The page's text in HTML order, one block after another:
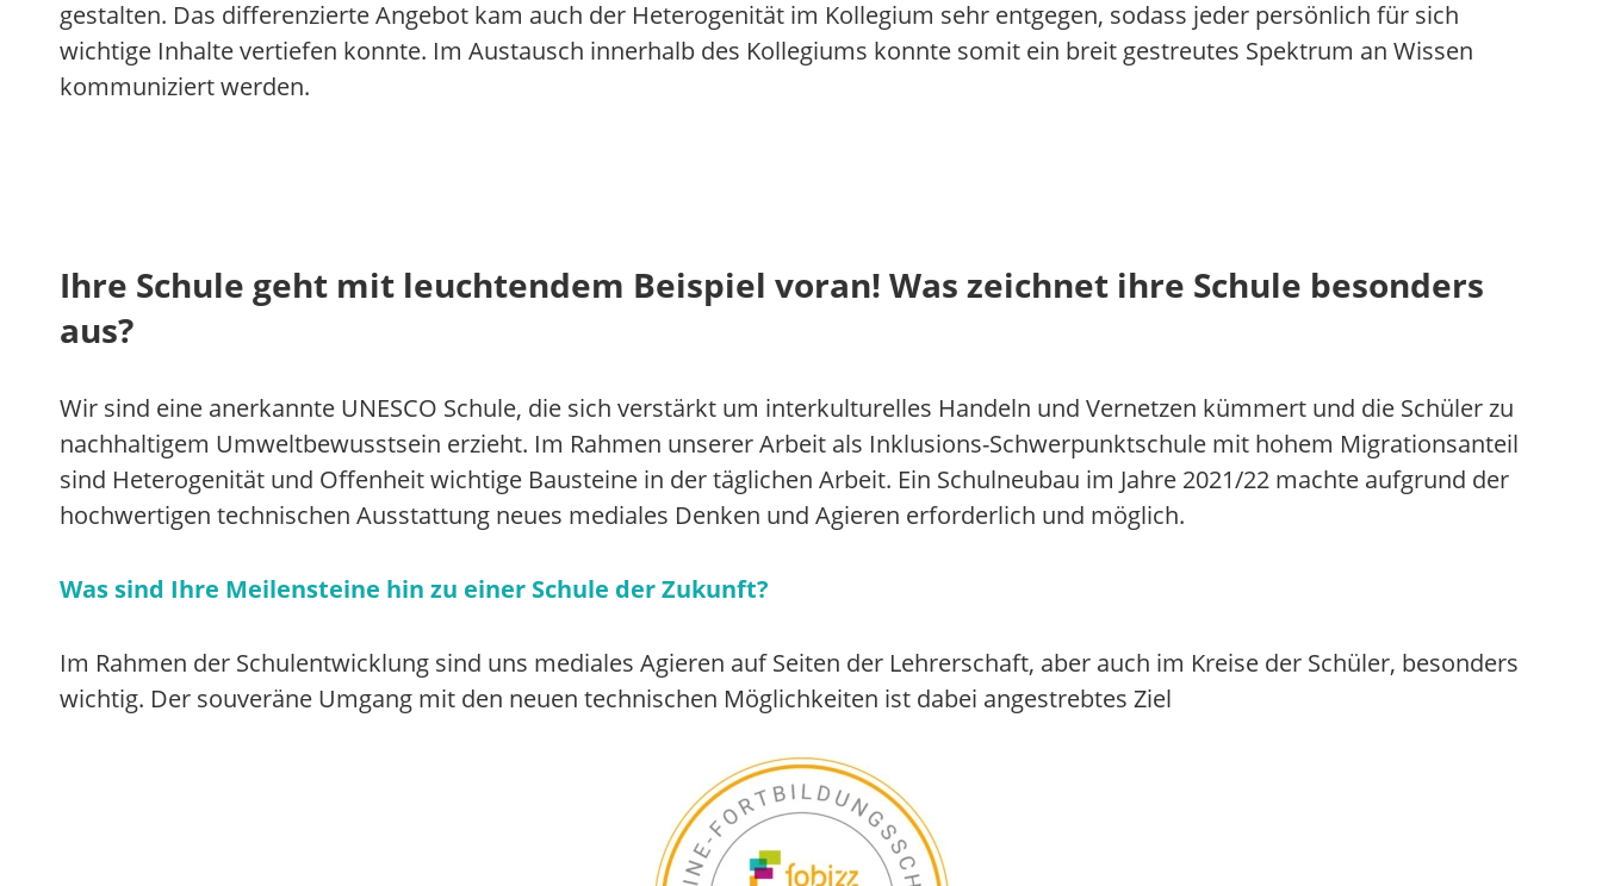
gestalten. Das differenzierte Angebot kam auch der Heterogenität im Kollegium sehr entgegen, sodass jeder persönlich für sich
wichtige Inhalte vertiefen konnte. Im Austausch innerhalb des Kollegiums konnte somit ein breit gestreutes Spektrum an Wissen
kommuniziert werden.
Ihre Schule geht mit leuchtendem Beispiel voran! Was zeichnet ihre Schule besonders
aus?
Wir sind eine anerkannte UNESCO Schule, die sich verstärkt um interkulturelles Handeln und Vernetzen kümmert und die Schüler zu
nachhaltigem Umweltbewusstsein erzieht. Im Rahmen unserer Arbeit als Inklusions-Schwerpunktschule mit hohem Migrationsanteil
sind Heterogenität und Offenheit wichtige Bausteine in der täglichen Arbeit. Ein Schulneubau im Jahre 2021/22 machte aufgrund der
hochwertigen technischen Ausstattung neues mediales Denken und Agieren erforderlich und möglich.
Was sind Ihre Meilensteine hin zu einer Schule der Zukunft?
Im Rahmen der Schulentwicklung sind uns mediales Agieren auf Seiten der Lehrerschaft, aber auch im Kreise der Schüler, besonders
wichtig. Der souveräne Umgang mit den neuen technischen Möglichkeiten ist dabei angestrebtes Ziel